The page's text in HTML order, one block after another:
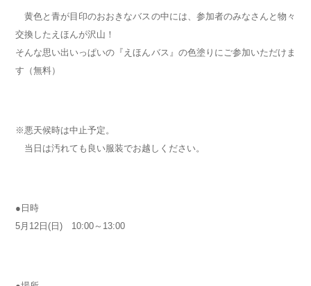
黄色と青が目印のおおきなバスの中には、参加者のみなさんと物々
交換したえほんが沢山！
そんな思い出いっぱいの『えほんバス』の色塗りにご参加いただけま
す（無料）
※悪天候時は中止予定。
当日は汚れても良い服装でお越しください。
●日時
5月12日(日) 10:00～13:00